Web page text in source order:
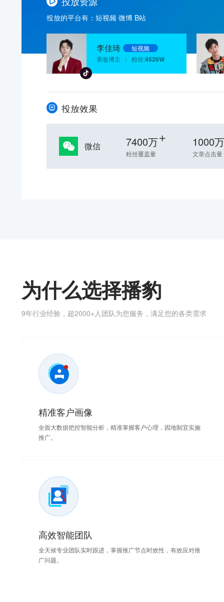
投放的平台有：短视频 微博 B站
李佳琦
短视频
美妆博主
粉丝:4526W
投放效果
微信 7400万
粉丝覆盖量
1000万
文章点击量
为什么选择播豹
9年行业经验，超2000+人团队为您服务，满足您的各类需求
精准客户画像
全面大数据把控智能分析，精准掌握客户心理，因地制宜实施
推广。
高效智能团队
全天候专业团队实时跟进，掌握推广节点时效性，有效应对推
广问题。